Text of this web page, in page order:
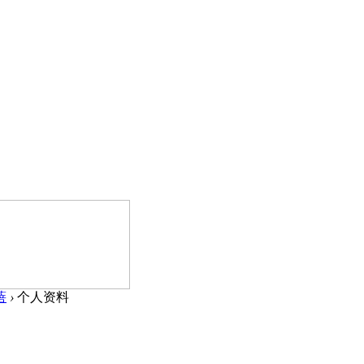
› 个人资料